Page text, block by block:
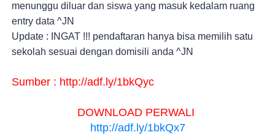
menunggu diluar dan siswa yang masuk kedalam ruang
entry data ^JN
Update : INGAT !!! pendaftaran hanya bisa memilih satu
sekolah sesuai dengan domisili anda ^JN
Sumber : http://adf.ly/1bkQyc
DOWNLOAD PERWALI
http://adf.ly/1bkQx7